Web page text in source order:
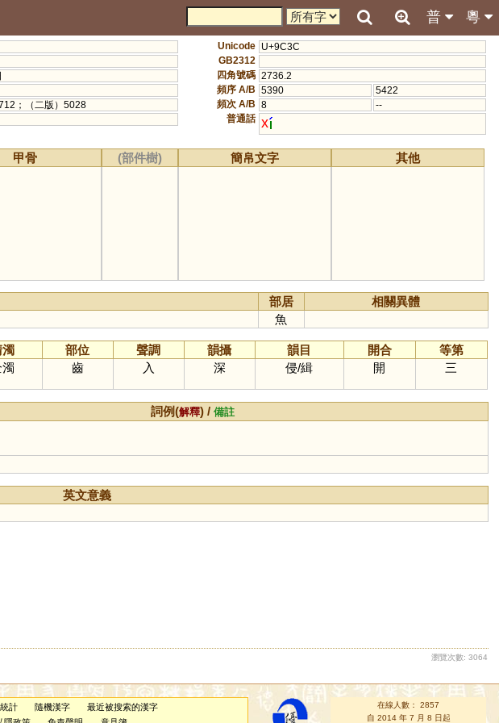
粵
普
；（二版）5028
Unicode U+9C3C
GB2312
四角號碼 2736.2
頻序 A/B 5390
5422
頻次 A/B 8
--
普通話 x
甲骨 (部件樹) 簡帛文字 其他
部居
相關異體
魚
濁 部位 聲調 韻攝 韻目 開合
等第
齒 入 深 侵/緝 開 三
詞例(解釋) /備註
英文意義
瀏覽次數: 3064
計 隨機漢字
最近被搜索的漢字
在線人數： 2857
自 2014 年 7 月 8 日起